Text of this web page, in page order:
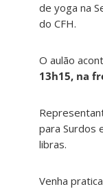
de yoga na
do CFH.
O aulão
13h15, na
para Surdos
libras.
Venha